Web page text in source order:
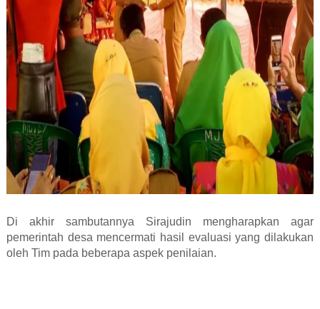
Di akhir sambutannya Sirajudin mengharapkan agar
pemerintah desa mencermati hasil evaluasi yang dilakukan
oleh Tim pada beberapa aspek penilaian.